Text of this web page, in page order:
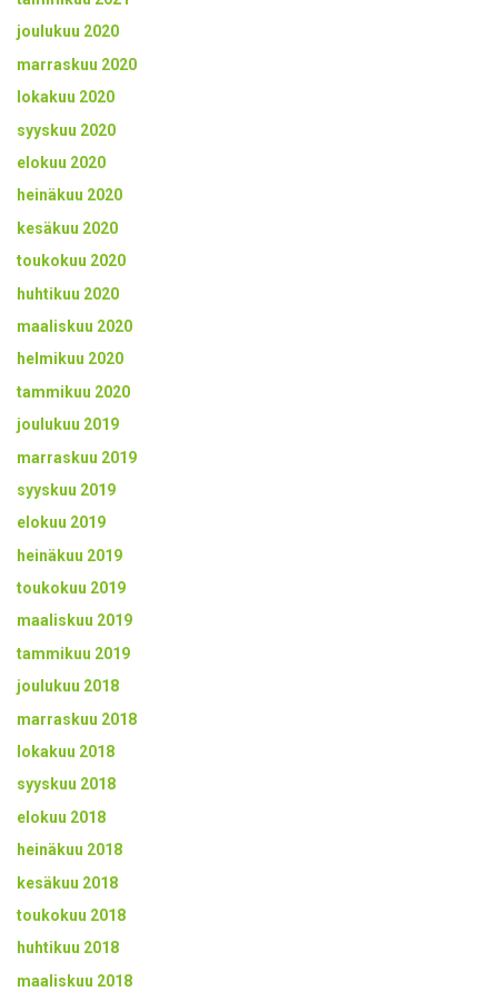
joulukuu 2020
marraskuu 2020
lokakuu 2020
syyskuu 2020
elokuu 2020
heinäkuu 2020
kesäkuu 2020
toukokuu 2020
huhtikuu 2020
maaliskuu 2020
helmikuu 2020
tammikuu 2020
joulukuu 2019
marraskuu 2019
syyskuu 2019
elokuu 2019
heinäkuu 2019
toukokuu 2019
maaliskuu 2019
tammikuu 2019
joulukuu 2018
marraskuu 2018
lokakuu 2018
syyskuu 2018
elokuu 2018
heinäkuu 2018
kesäkuu 2018
toukokuu 2018
huhtikuu 2018
maaliskuu 2018